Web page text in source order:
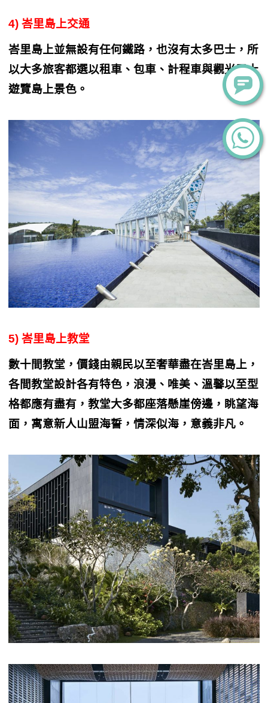
4) 峇里島上交通
峇里島上並無設有任何鐵路，也沒有太多巴士，所
以大多旅客都選以租車、包車、計程車與觀光巴士
遊覽島上景色。
5) 峇里島上教堂
數十間教堂，價錢由親民以至奢華盡在峇里島上，
各間教堂設計各有特色，浪漫、唯美、溫馨以至型
格都應有盡有，教堂大多都座落懸崖傍邊，眺望海
面，寓意新人山盟海誓，情深似海，意義非凡。